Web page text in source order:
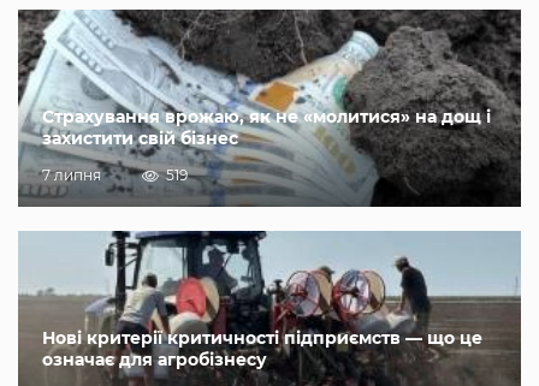
Страхування врожаю, як не «молитися» на дощ і
захистити свій бізнес
7 липня 519
Нові критерії критичності підприємств — що це
означає для агробізнесу